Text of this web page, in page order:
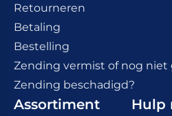
Retourneren
Betaling
Bestelling
Zending vermist of nog niet
Zending beschadigd?
Assortiment Hulp